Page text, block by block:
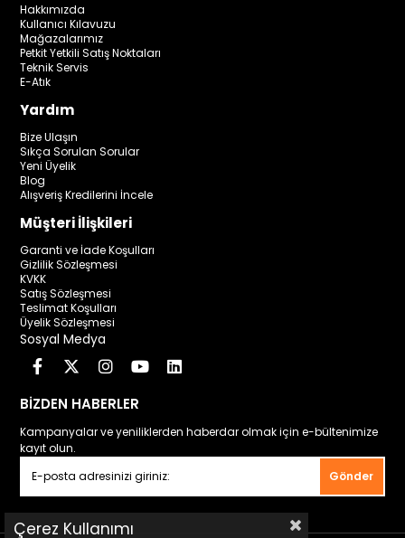
Hakkımızda
Kullanıcı Kılavuzu
Mağazalarımız
Petkit Yetkili Satış Noktaları
Teknik Servis
E-Atık
Yardım
Bize Ulaşın
Sıkça Sorulan Sorular
Yeni Üyelik
Blog
Alışveriş Kredilerini İncele
Müşteri İlişkileri
Garanti ve İade Koşulları
Gizlilik Sözleşmesi
KVKK
Satış Sözleşmesi
Teslimat Koşulları
Üyelik Sözleşmesi
Sosyal Medya
BİZDEN HABERLER
Kampanyalar ve yeniliklerden haberdar olmak için e-bültenimize
kayıt olun.
Gönder
Çerez Kullanımı